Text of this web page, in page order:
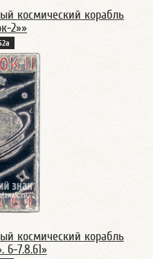
космический корабль
2»»
космический корабль
6-7.8.61»